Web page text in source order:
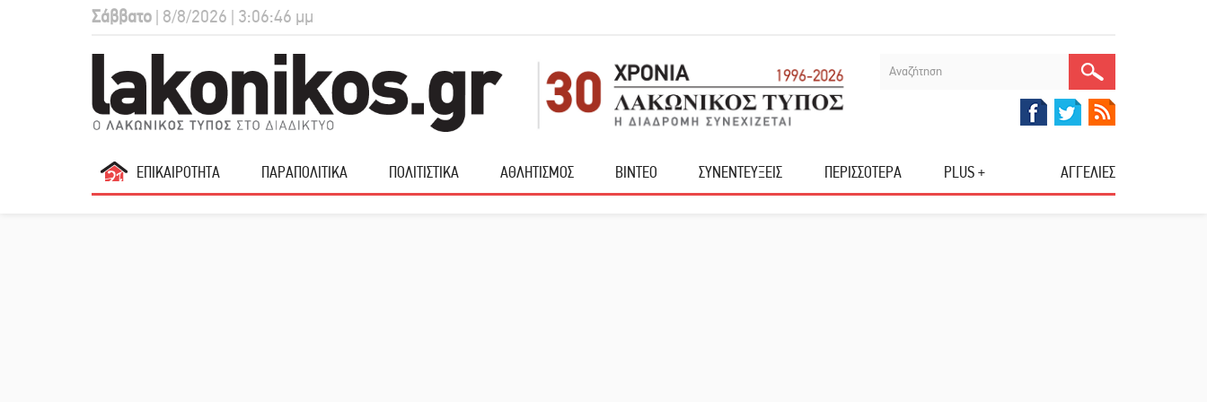
Σάββατο | 8/8/2026 | 3:06:47 μμ
ΕΠΙΚΑΙΡΟΤΗΤΑ ΠΑΡΑΠΟΛΙΤΙΚΑ ΠΟΛΙΤΙΣΤΙΚΑ ΑΘΛΗΤΙΣΜΟΣ ΒΙΝΤΕΟ ΣΥΝΕΝΤΕΥΞΕΙΣ ΠΕΡΙΣΣΟΤΕΡΑ PLUS + ΑΓΓΕΛΙΕΣ